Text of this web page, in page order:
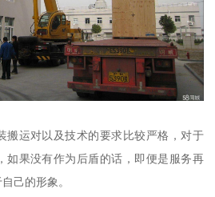
搬运对以及技术的要求比较严格，对于
如果没有作为后盾的话，即便是服务再
自己的形象。